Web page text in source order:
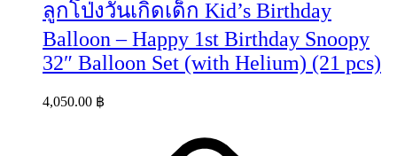
ลูกโป่งวันเกิดเด็ก Kid’s Birthday
Balloon – Happy 1st Birthday Snoopy
32″ Balloon Set (with Helium) (21 pcs)
4,050.00 ฿